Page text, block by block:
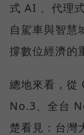
式 AI 、代理
自駕車與智慧
撐數位經濟的
總地來看，從
No.3、全台
楚看見：台灣